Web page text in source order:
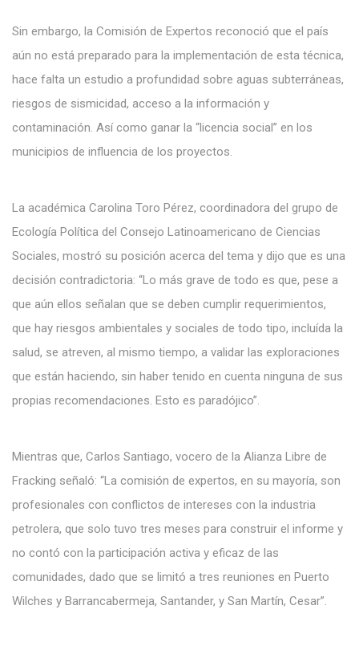
Sin embargo, la Comisión de Expertos reconoció que el país
aún no está preparado para la implementación de esta técnica,
hace falta un estudio a profundidad sobre aguas subterráneas,
riesgos de sismicidad, acceso a la información y
contaminación. Así como ganar la “licencia social” en los
municipios de influencia de los proyectos.
La académica Carolina Toro Pérez, coordinadora del grupo de
Ecología Política del Consejo Latinoamericano de Ciencias
Sociales, mostró su posición acerca del tema y dijo que es una
decisión contradictoria: “Lo más grave de todo es que, pese a
que aún ellos señalan que se deben cumplir requerimientos,
que hay riesgos ambientales y sociales de todo tipo, incluída la
salud, se atreven, al mismo tiempo, a validar las exploraciones
que están haciendo, sin haber tenido en cuenta ninguna de sus
propias recomendaciones. Esto es paradójico”.
Mientras que, Carlos Santiago, vocero de la Alianza Libre de
Fracking señaló: “La comisión de expertos, en su mayoría, son
profesionales con conflictos de intereses con la industria
petrolera, que solo tuvo tres meses para construir el informe y
no contó con la participación activa y eficaz de las
comunidades, dado que se limitó a tres reuniones en Puerto
Wilches y Barrancabermeja, Santander, y San Martín, Cesar”.